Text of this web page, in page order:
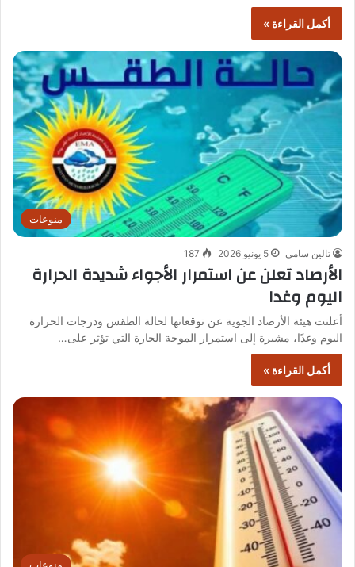
أكمل القراءة »
منوعات
تالين سامي 5 يونيو 2026 187
الأرصاد تعلن عن استمرار الأجواء شديدة الحرارة
اليوم وغدا
أعلنت هيئة الأرصاد الجوية عن توقعاتها لحالة الطقس ودرجات الحرارة
اليوم وغدًا، مشيرة إلى استمرار الموجة الحارة التي تؤثر على…
أكمل القراءة »